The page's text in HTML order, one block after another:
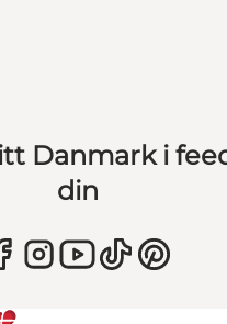
Danmark i
din